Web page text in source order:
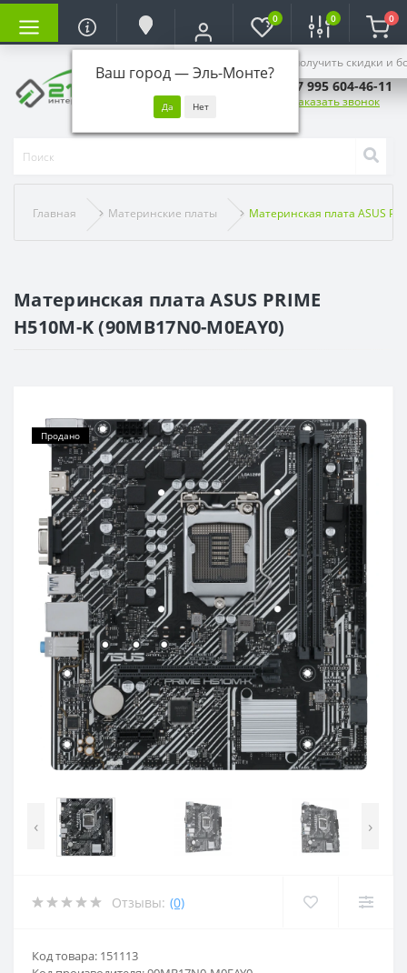
Ваш город —Эль-Монте?
Войдите, чтобы получить скидки и
0 0 0
+7 995 604-46-11
Заказать звонок
Главная Материнские платы Материнская плата ASUS
Материнская плата ASUS PRIME
H510M-K (90MB17N0-M0EAY0)
Продано
‹ ›
Отзывы: (0)
Код товара: 151113